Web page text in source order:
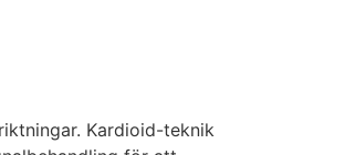
Kardioid-teknik